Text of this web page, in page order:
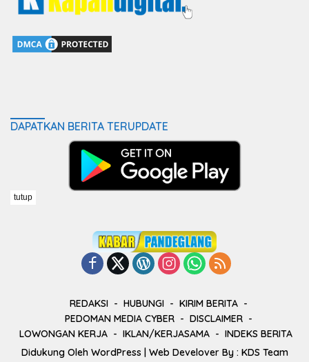
DAPATKAN BERITA TERUPDATE
REDAKSI HUBUNGI
KIRIM BERITA
PEDOMAN MEDIA CYBER
DISCLAIMER
LOWONGAN KERJA
IKLAN/KERJASAMA
INDEKS BERITA
Didukung Oleh WordPress | Web Develover By : KDS Team
tutup